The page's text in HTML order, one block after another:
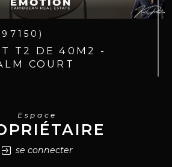
T2 DE 40M2 -
COURT
Espace
se connecter